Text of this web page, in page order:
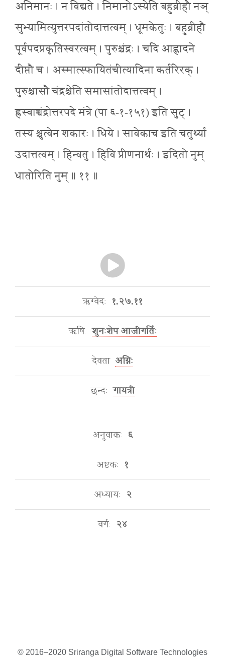
अनिमानः । न विद्यते । निमानोऽस्येति बहुव्रीहौ नञ्
सुभ्यामित्युत्तरपदांतोदात्तत्वम् । धूमकेतुः । बहुव्रीहौ
पूर्वपदप्रकृतिस्वरत्वम् । पुरुश्चंद्रः । चदि आह्लादने
दीप्तौ च । अस्मात्स्फायितंचीत्यादिना कर्तरिरक् ।
पुरुश्चासौ चंद्रश्चेति समासांतोदात्तत्वम् ।
ह्रस्वाच्चंद्रोत्तरपदे मंत्रे (पा ६-१-१५१) इति सुट् ।
तस्य श्चुत्वेन शकारः । धिये । सावेकाच इति चतुर्थ्या
उदात्तत्वम् । हिन्वतु । हिवि प्रीणनार्थः । इदितो नुम्
धातोरिति नुम् ॥ ११ ॥
ऋग्वेदः १.२७.११
ऋषिः शुनःशेप आजीगर्तिः
देवता अग्निः
छन्दः गायत्री
अनुवाकः ६
अष्टकः १
अध्यायः २
वर्गः २४
© 2016–2020 Sriranga Digital Software Technologies